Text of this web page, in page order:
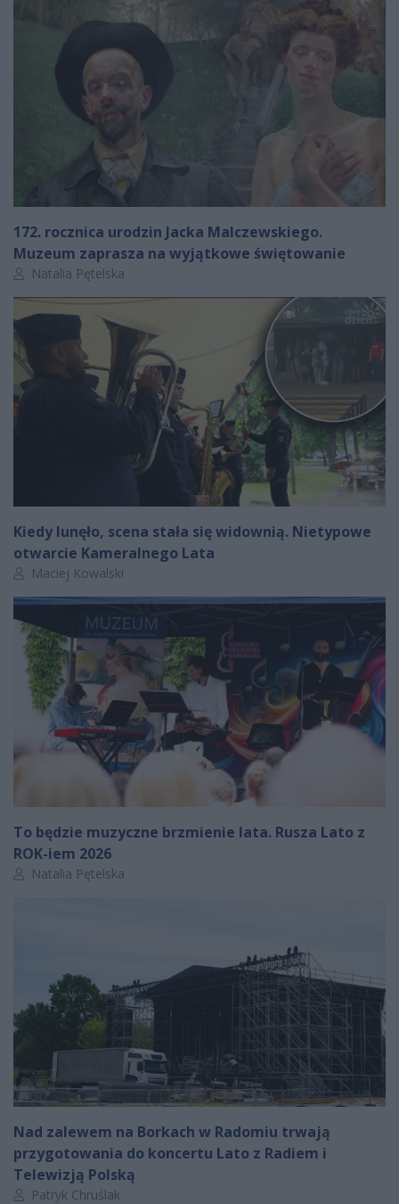
172. rocznica urodzin Jacka Malczewskiego.
Muzeum zaprasza na wyjątkowe świętowanie
Autor artykułu:
Natalia Pętelska
Kiedy lunęło, scena stała się widownią. Nietypowe
otwarcie Kameralnego Lata
Autor artykułu:
Maciej Kowalski
To będzie muzyczne brzmienie lata. Rusza Lato z
ROK-iem 2026
Autor artykułu:
Natalia Pętelska
Nad zalewem na Borkach w Radomiu trwają
przygotowania do koncertu Lato z Radiem i
Telewizją Polską
Autor artykułu:
Patryk Chruślak